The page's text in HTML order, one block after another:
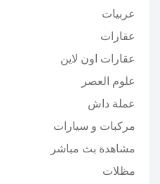
عربيات
عقارات
عقارات اون لاين
علوم العصر
عملة داش
مركبات و سيارات
مشاهدة بث مباشر
مظلات